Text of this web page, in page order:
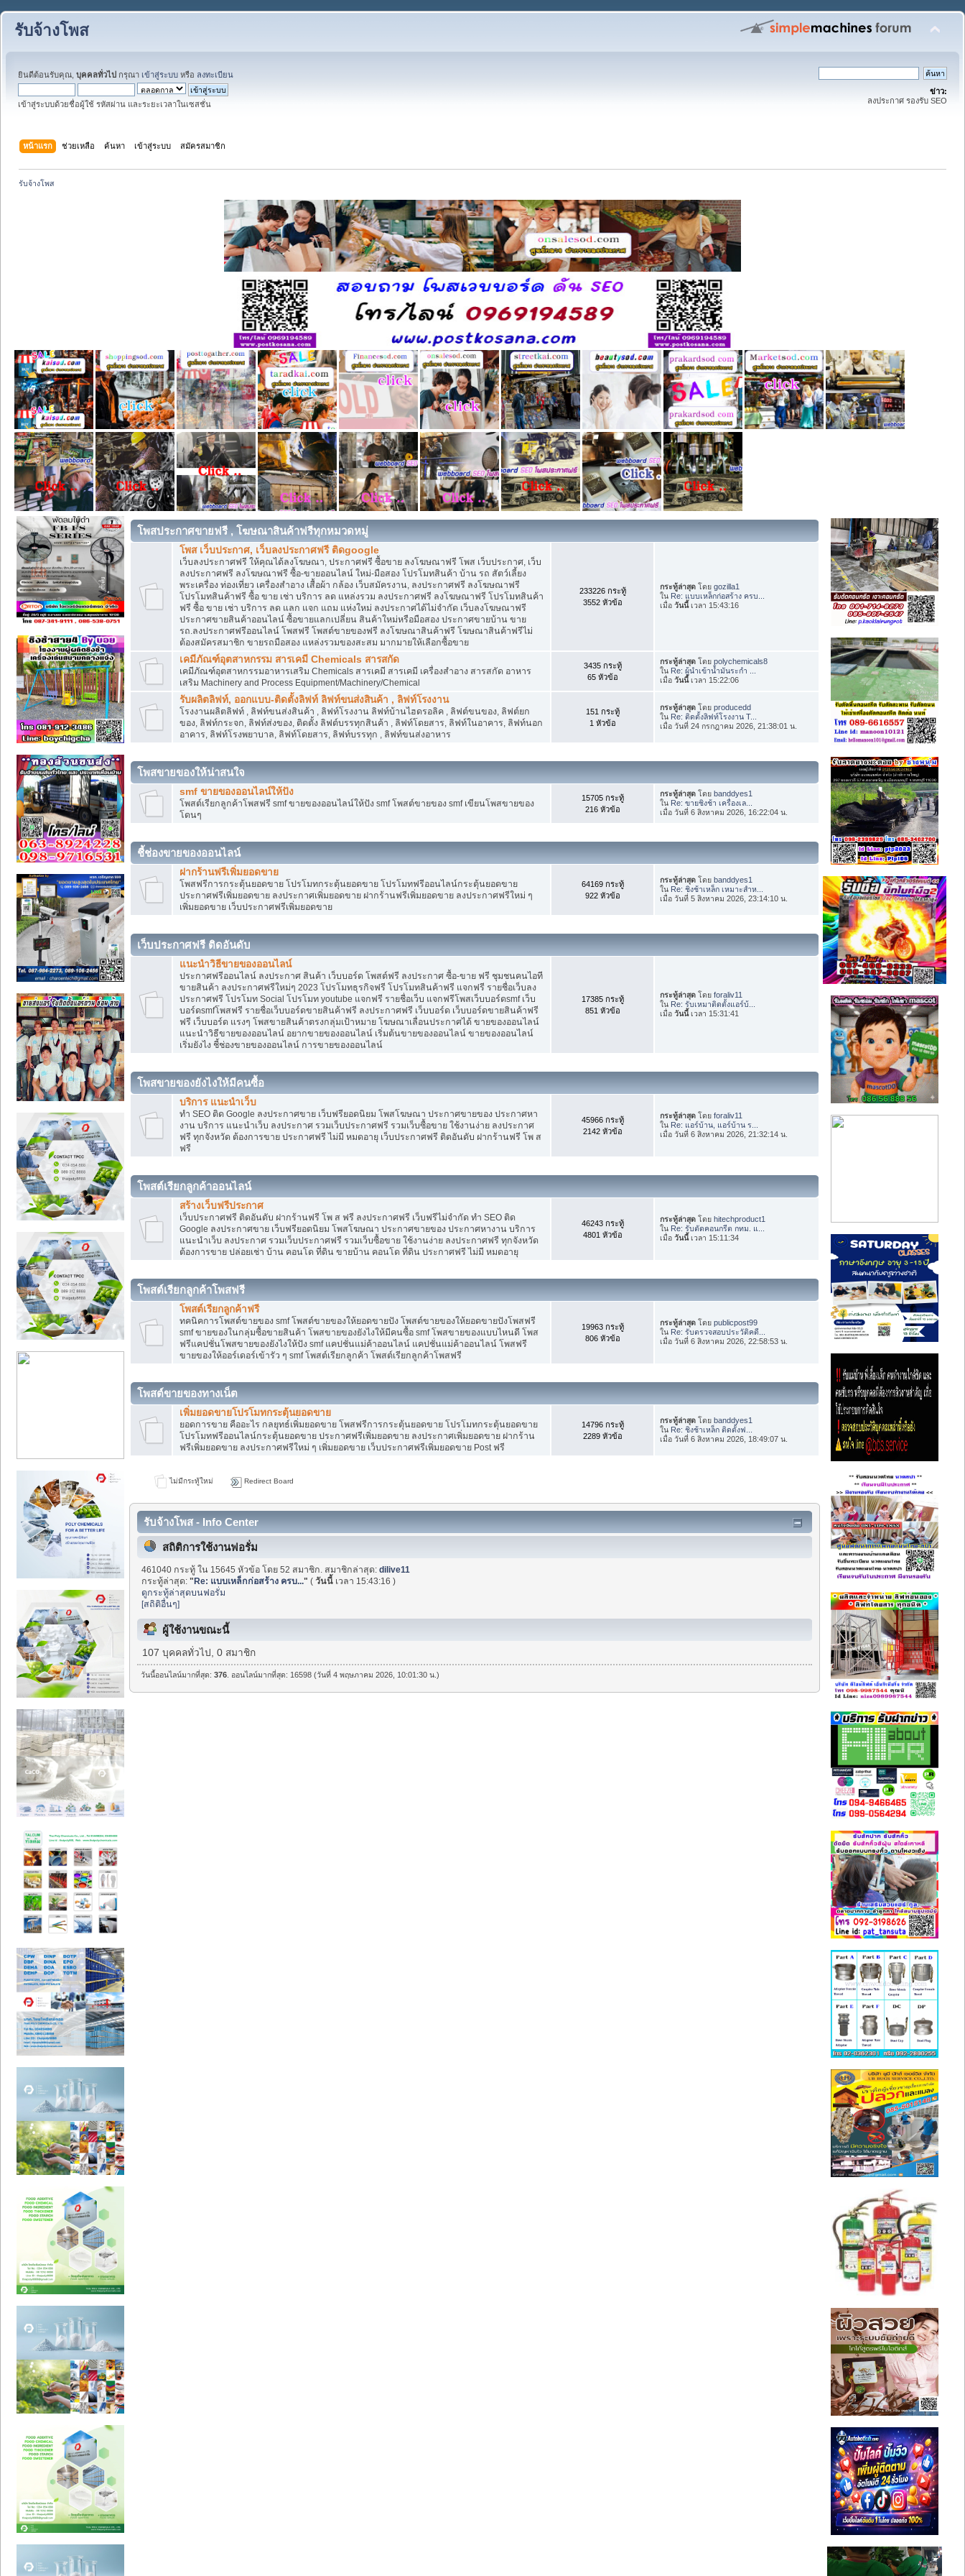
รับจ้างโพส
ยินดีต้อนรับคุณ, บุคคลทั่วไป กรุณา เข้าสู่ระบบ หรือ ลงทะเบียน
เข้าสู่ระบบด้วยชื่อผู้ใช้ รหัสผ่าน และระยะเวลาในเซสชั่น
ข่าว:
ลงประกาศ รองรับ SEO
หน้าแรก ช่วยเหลือ ค้นหา เข้าสู่ระบบ สมัครสมาชิก
รับจ้างโพส
โพสประกาศขายฟรี , โฆษณาสินค้าฟรีทุกหมวดหมู่
โพส เว็บประกาศ, เว็บลงประกาศฟรี ติดgoogle
เว็บลงประกาศฟรี ให้คุณได้ลงโฆษณา, ประกาศฟรี ซื้อขาย ลงโฆษณาฟรี โพส เว็บประกาศ, เว็บ
ลงประกาศฟรี ลงโฆษณาฟรี ซื้อ-ขายออนไลน์ ใหม่-มือสอง โปรโมทสินค้า บ้าน รถ สัตว์เลี้ยง
พระเครื่อง ท่องเที่ยว เครื่องสำอาง เสื้อผ้า กล้อง เว็บสมัครงาน, ลงประกาศฟรี ลงโฆษณาฟรี
โปรโมทสินค้าฟรี ซื้อ ขาย เช่า บริการ ลด แหล่งรวม ลงประกาศฟรี ลงโฆษณาฟรี โปรโมทสินค้า
ฟรี ซื้อ ขาย เช่า บริการ ลด แลก แจก แถม แห่งใหม่ ลงประกาศได้ไม่จำกัด เว็บลงโฆษณาฟรี
ประกาศขายสินค้าออนไลน์ ซื้อขายแลกเปลี่ยน สินค้าใหม่หรือมือสอง ประกาศขายบ้าน ขาย
รถ.ลงประกาศฟรีออนไลน์ โพสฟรี โพสต์ขายของฟรี ลงโฆษณาสินค้าฟรี โฆษณาสินค้าฟรีไม่
ต้องสมัครสมาชิก ขายรถมือสอง แหล่งรวมของสะสม มากมายให้เลือกซื้อขาย
233226 กระทู้
3552 หัวข้อ
กระทู้ล่าสุด โดยgozilla1
ใน Re: แบบเหล็กก่อสร้าง ครบ...
เมื่อวันนี้เวลา 15:43:16
เคมีภัณฑ์อุตสาหกรรม สารเคมี Chemicals สารสกัด
เคมีภัณฑ์อุตสาหกรรมอาหารเสริม Chemicals สารเคมี สารเคมี เครื่องสำอาง สารสกัด อาหาร
เสริม Machinery and Process Equipment/Machinery/Chemical
3435 กระทู้
65 หัวข้อ
กระทู้ล่าสุด โดยpolychemicals8
ใน Re: ผู้นำเข้าน้ำมันระกำ ...
เมื่อวันนี้เวลา 15:22:06
รับผลิตลิฟท์, ออกแบบ-ติดตั้งลิฟท์ ลิฟท์ขนส่งสินค้า , ลิฟท์โรงงาน
โรงงานผลิตลิฟท์ , ลิฟท์ขนส่งสินค้า , ลิฟท์โรงงาน ลิฟท์บ้านไฮดรอลิค , ลิฟต์ขนของ, ลิฟต์ยก
ของ, ลิฟท์กระจก, ลิฟท์ส่งของ, ติดตั้ง ลิฟต์บรรทุกสินค้า , ลิฟท์โดยสาร, ลิฟท์ในอาคาร, ลิฟท์นอก
อาคาร, ลิฟท์โรงพยาบาล, ลิฟท์โดยสาร, ลิฟท์บรรทุก , ลิฟท์ขนส่งอาหาร
151 กระทู้
1 หัวข้อ
กระทู้ล่าสุด โดยproducedd
ใน Re: ติดตั้งลิฟท์โรงงาน T...
เมื่อ วันที่ 24 กรกฎาคม 2026, 21:38:01 น.
โพสขายของให้น่าสนใจ
smf ขายของออนไลน์ให้ปัง
โพสต์เรียกลูกค้าโพสฟรี smf ขายของออนไลน์ให้ปัง smf โพสต์ขายของ smf เขียนโพสขายของ
โดนๆ
15705 กระทู้
216 หัวข้อ
กระทู้ล่าสุด โดยbanddyes1
ใน Re: ขายชิงช้า เครื่องเล...
เมื่อ วันที่ 6 สิงหาคม 2026, 16:22:04 น.
ชี้ช่องขายของออนไลน์
ฝากร้านฟรีเพิ่มยอดขาย
โพสฟรีการกระตุ้นยอดขาย โปรโมทกระตุ้นยอดขาย โปรโมทฟรีออนไลน์กระตุ้นยอดขาย
ประกาศฟรีเพิ่มยอดขาย ลงประกาศเพิ่มยอดขาย ฝากร้านฟรีเพิ่มยอดขาย ลงประกาศฟรีใหม่ ๆ
เพิ่มยอดขาย เว็บประกาศฟรีเพิ่มยอดขาย
64169 กระทู้
922 หัวข้อ
กระทู้ล่าสุด โดยbanddyes1
ใน Re: ชิงช้าเหล็ก เหมาะสำห...
เมื่อ วันที่ 5 สิงหาคม 2026, 23:14:10 น.
เว็บประกาศฟรี ติดอันดับ
แนะนำวิธีขายของออนไลน์
ประกาศฟรีออนไลน์ ลงประกาศ สินค้า เว็บบอร์ด โพสต์ฟรี ลงประกาศ ซื้อ-ขาย ฟรี ชุมชนคนไอที
ขายสินค้า ลงประกาศฟรีใหม่ๆ 2023 โปรโมทธุรกิจฟรี โปรโมทสินค้าฟรี แจกฟรี รายชื่อเว็บลง
ประกาศฟรี โปรโมท Social โปรโมท youtube แจกฟรี รายชื่อเว็บ แจกฟรีโพสเว็บบอร์ดsmf เว็บ
บอร์ดsmfโพสฟรี รายชื่อเว็บบอร์ดขายสินค้าฟรี ลงประกาศฟรี เว็บบอร์ด เว็บบอร์ดขายสินค้าฟรี
ฟรี เว็บบอร์ด แรงๆ โพสขายสินค้าตรงกลุ่มเป้าหมาย โฆษณาเลื่อนประกาศได้ ขายของออนไลน์
แนะนำวิธีขายของออนไลน์ อยากขายของออนไลน์ เริ่มต้นขายของออนไลน์ ขายของออนไลน์
เริ่มยังไง ชี้ช่องขายของออนไลน์ การขายของออนไลน์
17385 กระทู้
851 หัวข้อ
กระทู้ล่าสุด โดยforaliv11
ใน Re: รับเหมาติดตั้งแอร์บ้...
เมื่อวันนี้เวลา 15:31:41
โพสขายของยังไงให้มีคนซื้อ
บริการ แนะนำเว็บ
ทำ SEO ติด Google ลงประกาศขาย เว็บฟรียอดนิยม โพสโฆษณา ประกาศขายของ ประกาศหา
งาน บริการ แนะนำเว็บ ลงประกาศ รวมเว็บประกาศฟรี รวมเว็บซื้อขาย ใช้งานง่าย ลงประกาศ
ฟรี ทุกจังหวัด ต้องการขาย ประกาศฟรี ไม่มี หมดอายุ เว็บประกาศฟรี ติดอันดับ ฝากร้านฟรี โพ ส
ฟรี
45966 กระทู้
2142 หัวข้อ
กระทู้ล่าสุด โดยforaliv11
ใน Re: แอร์บ้าน, แอร์บ้าน ร...
เมื่อ วันที่ 6 สิงหาคม 2026, 21:32:14 น.
โพสต์เรียกลูกค้าออนไลน์
สร้างเว็บฟรีประกาศ
เว็บประกาศฟรี ติดอันดับ ฝากร้านฟรี โพ ส ฟรี ลงประกาศฟรี เว็บฟรีไม่จำกัด ทำ SEO ติด
Google ลงประกาศขาย เว็บฟรียอดนิยม โพสโฆษณา ประกาศขายของ ประกาศหางาน บริการ
แนะนำเว็บ ลงประกาศ รวมเว็บประกาศฟรี รวมเว็บซื้อขาย ใช้งานง่าย ลงประกาศฟรี ทุกจังหวัด
ต้องการขาย ปล่อยเช่า บ้าน คอนโด ที่ดิน ขายบ้าน คอนโด ที่ดิน ประกาศฟรี ไม่มี หมดอายุ
46243 กระทู้
4801 หัวข้อ
กระทู้ล่าสุด โดยhitechproduct1
ใน Re: รับตัดคอนกรีต กทม. แ...
เมื่อวันนี้เวลา 15:11:34
โพสต์เรียกลูกค้าโพสฟรี
โพสต์เรียกลูกค้าฟรี
ทคนิคการโพสต์ขายของ smf โพสต์ขายของให้ยอดขายปัง โพสต์ขายของให้ยอดขายปังโพสฟรี
smf ขายของในกลุ่มซื้อขายสินค้า โพสขายของยังไงให้มีคนซื้อ smf โพสขายของแบบไหนดี โพส
ฟรีแคปชั่นโพสขายของยังไงให้ปัง smf แคปชั่นแม่ค้าออนไลน์ แคปชั่นแม่ค้าออนไลน์ โพสฟรี
ขายของให้ออร์เดอร์เข้ารัว ๆ smf โพสต์เรียกลูกค้า โพสต์เรียกลูกค้าโพสฟรี
19963 กระทู้
806 หัวข้อ
กระทู้ล่าสุด โดยpublicpost99
ใน Re: รับตรวจสอบประวัติคดี...
เมื่อ วันที่ 6 สิงหาคม 2026, 22:58:53 น.
โพสต์ขายของทางเน็ต
เพิ่มยอดขายโปรโมทกระตุ้นยอดขาย
ยอดการขาย คืออะไร กลยุทธ์เพิ่มยอดขาย โพสฟรีการกระตุ้นยอดขาย โปรโมทกระตุ้นยอดขาย
โปรโมทฟรีออนไลน์กระตุ้นยอดขาย ประกาศฟรีเพิ่มยอดขาย ลงประกาศเพิ่มยอดขาย ฝากร้าน
ฟรีเพิ่มยอดขาย ลงประกาศฟรีใหม่ ๆ เพิ่มยอดขาย เว็บประกาศฟรีเพิ่มยอดขาย Post ฟรี
14796 กระทู้
2289 หัวข้อ
กระทู้ล่าสุด โดยbanddyes1
ใน Re: ชิงช้าเหล็ก ติดตั้งฟ...
เมื่อ วันที่ 6 สิงหาคม 2026, 18:49:07 น.
ไม่มีกระทู้ใหม่ Redirect Board
รับจ้างโพส - Info Center
สถิติการใช้งานฟอรั่ม
461040 กระทู้ ใน 15645 หัวข้อ โดย 52 สมาชิก. สมาชิกล่าสุด:dilive11
กระทู้ล่าสุด:"Re: แบบเหล็กก่อสร้าง ครบ..." (วันนี้ เวลา 15:43:16 )
ดูกระทู้ล่าสุดบนฟอรั่ม
[สถิติอื่นๆ]
ผู้ใช้งานขณะนี้
107 บุคคลทั่วไป, 0 สมาชิก
วันนี้ออนไลน์มากที่สุด:376 . ออนไลน์มากที่สุด: 16598 (วันที่ 4 พฤษภาคม 2026, 10:01:30 น.)